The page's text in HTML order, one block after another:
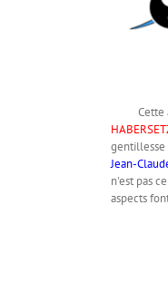
Cette
gentillesse
Jean-
n'est pas
aspects